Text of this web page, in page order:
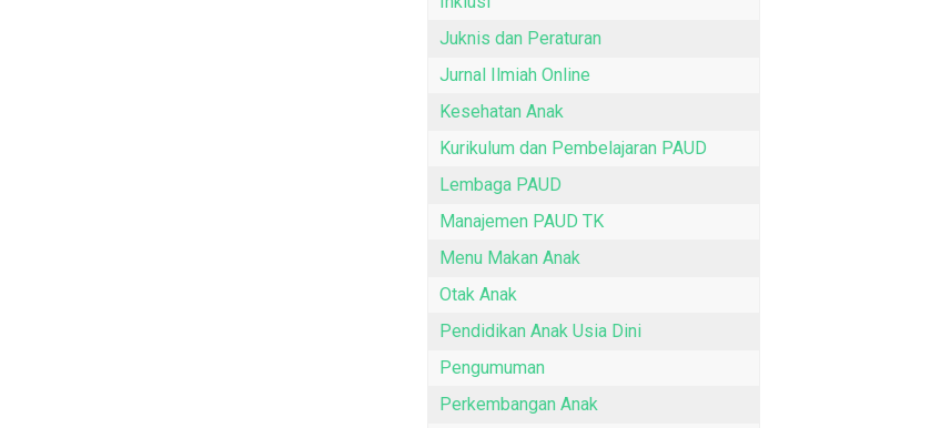
Juknis dan Peraturan
Jurnal Ilmiah Online
Kesehatan Anak
Kurikulum dan Pembelajaran PAUD
Lembaga PAUD
Manajemen PAUD TK
Menu Makan Anak
Otak Anak
Pendidikan Anak Usia Dini
Pengumuman
Perkembangan Anak